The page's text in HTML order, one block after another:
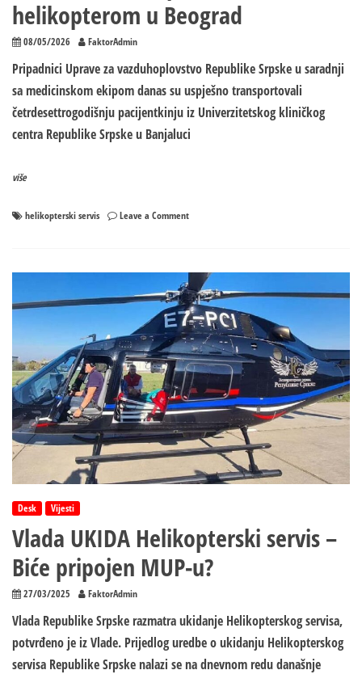
helikopterom u Beograd
08/05/2026 FaktorAdmin
Pripadnici Uprave za vazduhoplovstvo Republike Srpske u saradnji
sa medicinskom ekipom danas su uspješno transportovali
četrdesettrogodišnju pacijentkinju iz Univerzitetskog kliničkog
centra Republike Srpske u Banjaluci
više
helikopterski servis Leave a Commenton
uspješno
medicinski
transportovana
helikopterom
u
Beograd
Desk Vijesti
Vlada UKIDA Helikopterski servis –
Biće pripojen MUP-u?
27/03/2025 FaktorAdmin
Vlada Republike Srpske razmatra ukidanje Helikopterskog servisa,
potvrđeno je iz Vlade. Prijedlog uredbe o ukidanju Helikopterskog
servisa Republike Srpske nalazi se na dnevnom redu današnje